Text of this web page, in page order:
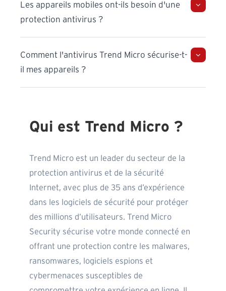
Les appareils mobiles ont-ils besoin d'une
protection antivirus ?
Comment l'antivirus Trend Micro sécurise-t-
il mes appareils ?
Qui est Trend Micro ?
Trend Micro est un leader du secteur de la
protection antivirus et de la sécurité
Internet, avec plus de 35 ans d’expérience
dans les logiciels de sécurité pour protéger
des millions d’utilisateurs. Trend Micro
Security sécurise votre monde connecté en
offrant une protection contre les malwares,
ransomwares, logiciels espions et
cybermenaces susceptibles de